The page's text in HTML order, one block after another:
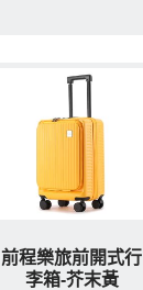
前程樂旅前開式行
李箱-芥末黃